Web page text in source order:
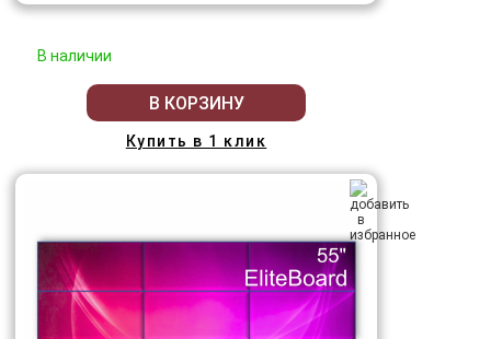
В наличии
В КОРЗИНУ
Купить в 1 клик